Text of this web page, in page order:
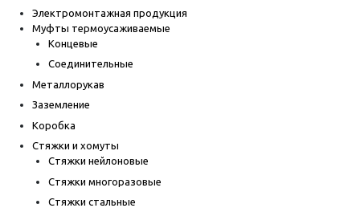
Электромонтажная продукция
Муфты термоусаживаемые
Концевые
Соединительные
Металлорукав
Заземление
Коробка
Стяжки и хомуты
Стяжки нейлоновые
Стяжки многоразовые
Стяжки стальные